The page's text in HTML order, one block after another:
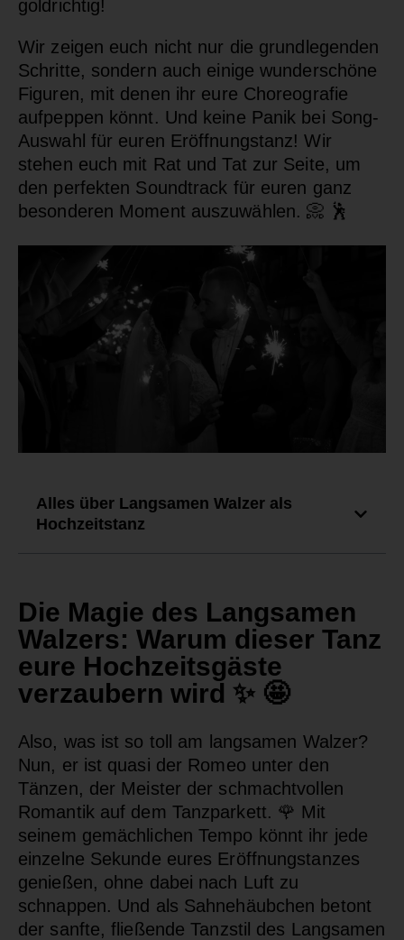
goldrichtig!
Wir zeigen euch nicht nur die grundlegenden
Schritte, sondern auch einige wunderschöne
Figuren, mit denen ihr eure Choreografie
aufpeppen könnt. Und keine Panik bei Song-
Auswahl für euren Eröffnungstanz! Wir
stehen euch mit Rat und Tat zur Seite, um
den perfekten Soundtrack für euren ganz
besonderen Moment auszuwählen. 📀 🕺
Alles über Langsamen Walzer als
Hochzeitstanz
Die Magie des Langsamen
Walzers: Warum dieser Tanz
eure Hochzeitsgäste
verzaubern wird ✨ 🤩
Also, was ist so toll am langsamen Walzer?
Nun, er ist quasi der Romeo unter den
Tänzen, der Meister der schmachtvollen
Romantik auf dem Tanzparkett. 🌹 Mit
seinem gemächlichen Tempo könnt ihr jede
einzelne Sekunde eures Eröffnungstanzes
genießen, ohne dabei nach Luft zu
schnappen. Und als Sahnehäubchen betont
der sanfte, fließende Tanzstil des Langsamen